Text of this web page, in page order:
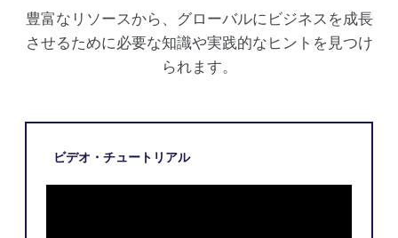
豊富なリソースから、グローバルにビジネスを成長
させるために必要な知識や実践的なヒントを見つけ
られます。
ビデオ・チュートリアル